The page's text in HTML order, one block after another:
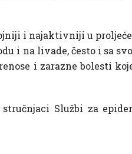
i najaktivniji u
i na livade, često i sa
i zarazne bolesti
Službi za